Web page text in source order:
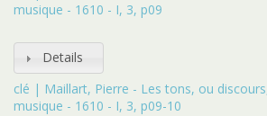
musique - 1610 - I, 3, p09
Details
clé | Maillart, Pierre - Les tons, ou
musique - 1610 - I, 3, p09-10